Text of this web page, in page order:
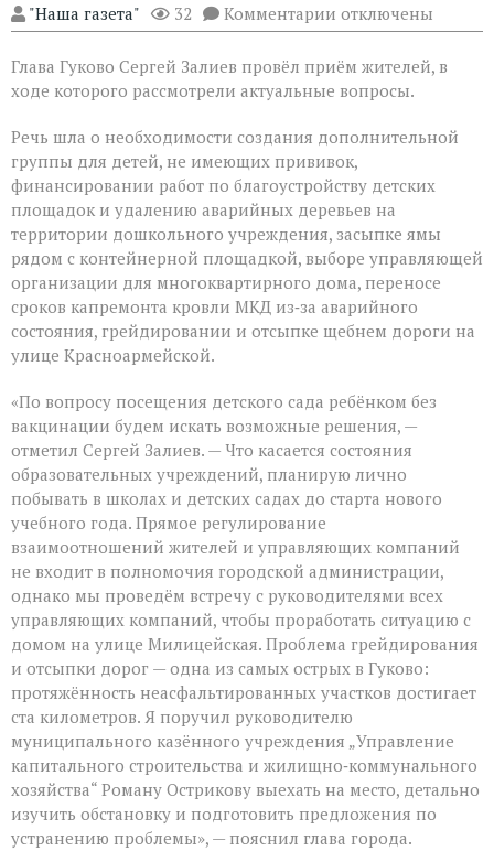
"Наша газета" 32 Комментарии к
записи
Гуково
Сергей
Залиев
приём
жителей
отключены
Глава Гуково Сергей Залиев провёл приём жителей, в
ходе которого рассмотрели актуальные вопросы.
Речь шла о необходимости создания дополнительной
группы для детей, не имеющих прививок,
финансировании работ по благоустройству детских
площадок и удалению аварийных деревьев на
территории дошкольного учреждения, засыпке ямы
рядом с контейнерной площадкой, выборе управляющей
организации для многоквартирного дома, переносе
сроков капремонта кровли МКД из‑за аварийного
состояния, грейдировании и отсыпке щебнем дороги на
улице Красноармейской.
«По вопросу посещения детского сада ребёнком без
вакцинации будем искать возможные решения, —
отметил Сергей Залиев. — Что касается состояния
образовательных учреждений, планирую лично
побывать в школах и детских садах до старта нового
учебного года. Прямое регулирование
взаимоотношений жителей и управляющих компаний
не входит в полномочия городской администрации,
однако мы проведём встречу с руководителями всех
управляющих компаний, чтобы проработать ситуацию с
домом на улице Милицейская. Проблема грейдирования
и отсыпки дорог — одна из самых острых в Гуково:
протяжённость неасфальтированных участков достигает
ста километров. Я поручил руководителю
муниципального казённого учреждения „Управление
капитального строительства и жилищно‑коммунального
хозяйства“ Роману Острикову выехать на место, детально
изучить обстановку и подготовить предложения по
устранению проблемы», — пояснил глава города.